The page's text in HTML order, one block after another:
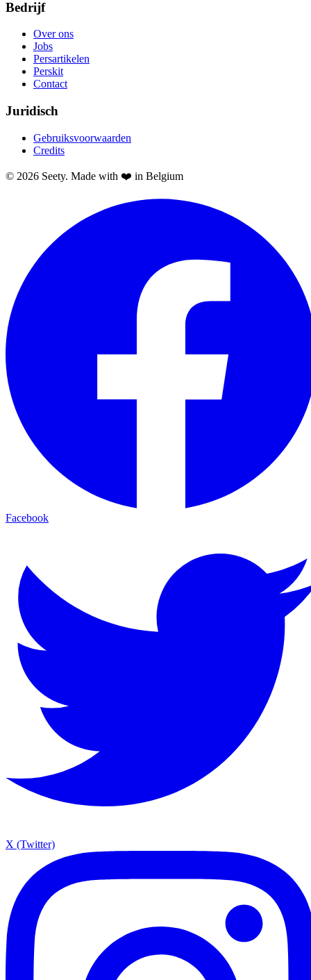
Bedrijf
Over ons
Jobs
Persartikelen
Perskit
Contact
Juridisch
Gebruiksvoorwaarden
Credits
© 2026 Seety. Made with ❤️ in Belgium
Facebook
X (Twitter)